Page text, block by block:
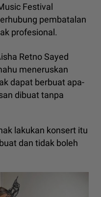
Festival
pembatalan
profesional.
Retno Sayed
meneruskan
dapat berbuat apa-
dibuat tanpa
lakukan konsert itu
dan tidak boleh